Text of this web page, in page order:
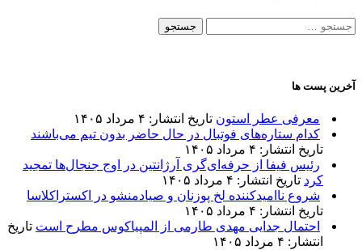
جستجو
آخرین پست ها
معرفی عطر استون تاریخ انتشار: ۴ مرداد ۱۴۰۵
کدام ستاره‌های فوتبال در حال حاضر بدون تیم می‌باشند
تاریخ انتشار: ۴ مرداد ۱۴۰۵
رئیس فیفا از حرفه‌ای‌گری آرژانتین در اوج جنجال‌ها تمجید
کرد تاریخ انتشار: ۴ مرداد ۱۴۰۵
شروع ناامیدکننده لخ پوزنان و صیادمنشو در اکستراکلاسا
تاریخ انتشار: ۴ مرداد ۱۴۰۵
احتمال جدایی مهدی طارمی از المپیاکوس مطرح است تاریخ
انتشار: ۴ مرداد ۱۴۰۵